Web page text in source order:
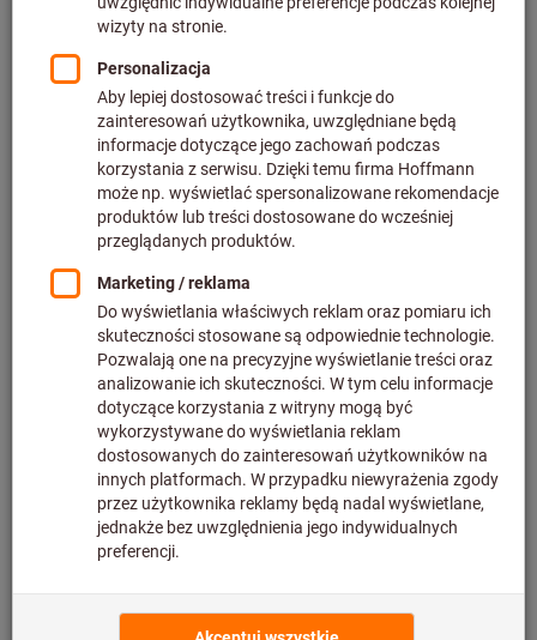
Dodaj do koszyka
Szacowany czas dostawy: 2-3 tygodnie
UWAGA:
Ten produkt jest zamawiany bezpośrednio u producenta i
nie znajduje się w naszym magazynie – czas dostawy
może być wydłużony.Ostateczna cena zostanie
wyświetlona po dodaniu produktu do koszyka i przejściu
do kasy.Produkt nie podlega zwrotowi.Informacje
Dodaj do listy artykułów Udostępnij artykuł
Szczegóły produktu